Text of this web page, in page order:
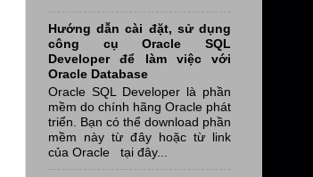
Hướng dẫn cài đặt, sử dụng
công cụ Oracle SQL
Developer để làm việc với
Oracle Database
Oracle SQL Developer là phần
mềm do chính hãng Oracle phát
triển. Bạn có thể download phần
mềm này từ đây hoặc từ link
của Oracle tại đây...